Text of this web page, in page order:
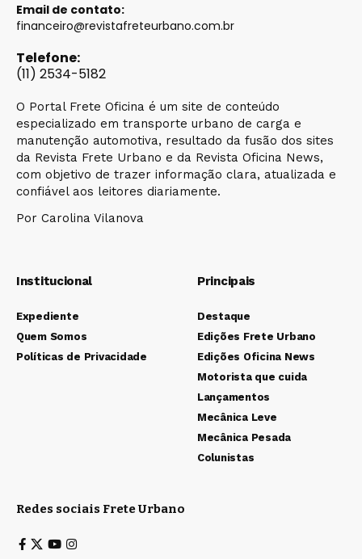
Email de contato:
financeiro@revistafreteurbano.com.br
Telefone:
(11) 2534-5182
O Portal Frete Oficina é um site de conteúdo
especializado em transporte urbano de carga e
manutenção automotiva, resultado da fusão dos sites
da Revista Frete Urbano e da Revista Oficina News,
com objetivo de trazer informação clara, atualizada e
confiável aos leitores diariamente.
Por Carolina Vilanova
Institucional
Expediente
Quem Somos
Políticas de Privacidade
Principais
Destaque
Edições Frete Urbano
Edições Oficina News
Motorista que cuida
Lançamentos
Mecânica Leve
Mecânica Pesada
Colunistas
Redes sociais Frete Urbano